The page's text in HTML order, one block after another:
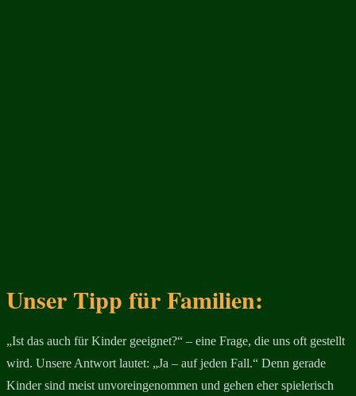
Unser Tipp für Familien:
„Ist das auch für Kinder geeignet?“ – eine Frage, die uns oft gestellt
wird. Unsere Antwort lautet: „Ja – auf jeden Fall.“ Denn gerade
Kinder sind meist unvoreingenommen und gehen eher spielerisch